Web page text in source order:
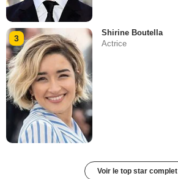
3
Shirine Boutella
Actrice
Voir le top star complet